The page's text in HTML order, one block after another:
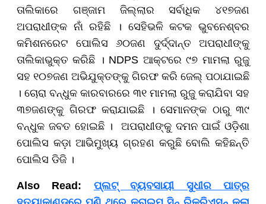
ତାଲିକାରେ ଗଞ୍ଜାମ ଜିଲ୍ଲାର ସର୍ବାଧିକ ୪୧୭ଜଣ
ଅପରାଧୀଙ୍କ ନାଁ ରହିଛି । ସେହିଭଳି କଟକ ଭୁବନେଶ୍ବର
କମିଶନରେଟ ପୋଲିସ ୬୦ଜଣ ଦୁର୍ଦ୍ଦାନ୍ତ ଅପରାଧୀଙ୍କୁ
ତାଲିକାଭୁକ୍ତ କରିଛି । NDPS ଆକ୍ଟରେ ୯୭ ମାମଲା ରୁଜୁ
ସହ ୧୦୭ଜଣ ଅଭିଯୁକ୍ତଙ୍କୁ ଗିରଫ କରି ଜେଲ୍ ପଠାଯାଇଛି
। ଚୋରା ବନ୍ଧୁକ କାରବାରରେ ୩୧ ମାମଲା ରୁଜୁ କରାଯିବା ସହ
୩୭ଜଣଙ୍କୁ ଗିରଫ କରାଯାଇଛି । ସେମାନଙ୍କ ଠାରୁ ୩୯
ବନ୍ଧୁକ ଜବତ ହୋଇଛି । ଅପରାଧୀଙ୍କୁ ଦମନ ପାଇଁ ଓଡ଼ିଶା
ପୋଲିସ କଡ଼ା ଆଭିମୁଖ୍ୟ ଗ୍ରହଣ କରୁଛି ବୋଲି କହିଛନ୍ତି
ପୋଲିସ ଡିଜି ।
Also Read: ପ୍ଲଟ୍ ବ୍ୟବସାୟୀ ସୁଧୀର ପାତ୍ର